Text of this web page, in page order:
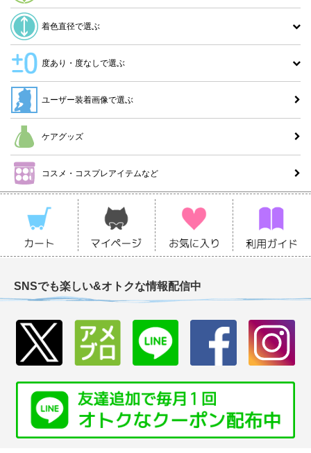
着色直径で選ぶ
度あり・度なしで選ぶ
ユーザー装着画像で選ぶ
ケアグッズ
コスメ・コスプレアイテムなど
SNSでも楽しい&オトクな情報配信中